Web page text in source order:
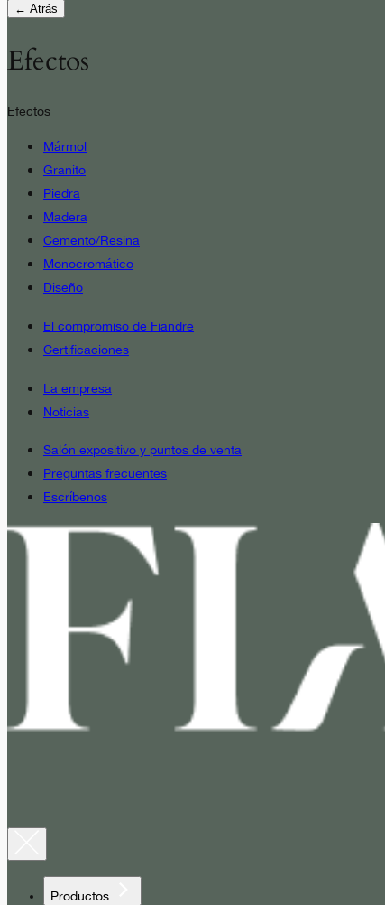
← Atrás
Efectos
Efectos
Mármol
Granito
Piedra
Madera
Cemento/Resina
Monocromático
Diseño
El compromiso de Fiandre
Certificaciones
La empresa
Noticias
Salón expositivo y puntos de venta
Preguntas frecuentes
Escríbenos
Productos